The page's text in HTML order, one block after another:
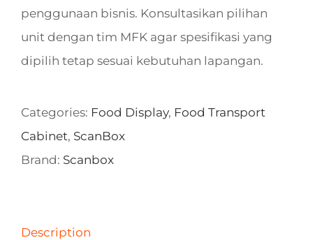
penggunaan bisnis. Konsultasikan pilihan
unit dengan tim MFK agar spesifikasi yang
dipilih tetap sesuai kebutuhan lapangan.
Categories: Food Display, Food Transport
Cabinet, ScanBox
Brand: Scanbox
Description